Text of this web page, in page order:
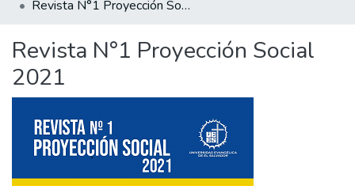
Revista N°1 Proyección Social 2021
Revista N°1 Proyección Social
2021